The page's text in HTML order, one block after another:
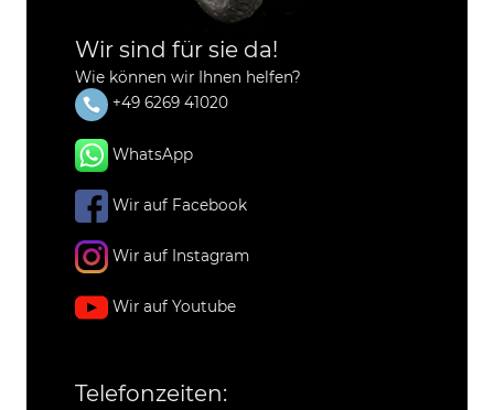
Wir sind für sie da!
Wie können wir Ihnen helfen?
+49 6269 41020
WhatsApp
Wir auf Facebook
Wir auf Instagram
Wir auf Youtube
Telefonzeiten: